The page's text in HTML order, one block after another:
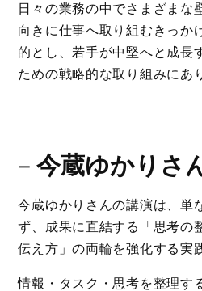
日々の業務の中でさまざまな
向きに仕事へ取り組むきっか
的とし、若手が中堅へと成長
ための戦略的な取り組みにあ
－ 今蔵ゆかりさ
今蔵ゆかりさんの講演は、単
ず、成果に直結する「思考の
伝え方」の両輪を強化する実
情報・タスク・思考を整理す